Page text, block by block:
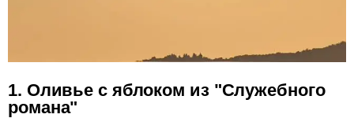
1. Оливье с яблоком из "Служебного
романа"